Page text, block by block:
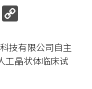
Email
技有限公司自主
工晶状体临床试